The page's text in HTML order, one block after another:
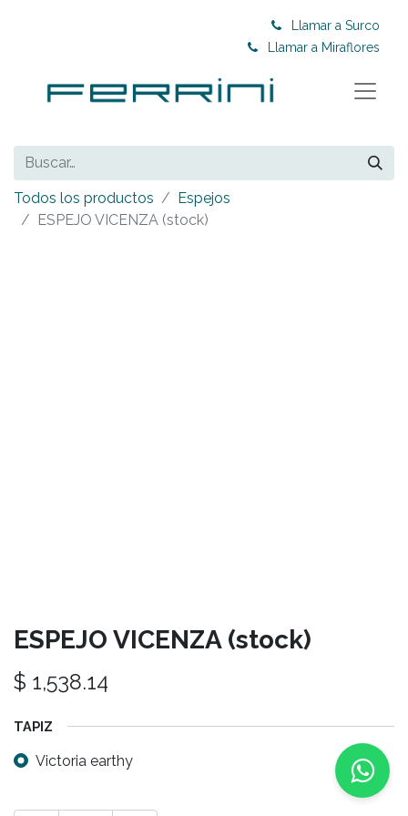
Llamar a Surco
Llamar a Miraflores
Todos los productos
Espejos
ESPEJO VICENZA (stock)
ESPEJO VICENZA (stock)
$ 1,538.14
TAPIZ
Victoria earthy